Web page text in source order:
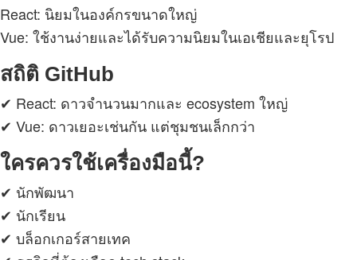
React: นิยมในองค์กรขนาดใหญ่
Vue: ใช้งานง่ายและได้รับความนิยมในเอเชียและยุโรป
สถิติ GitHub
✔ React: ดาวจำนวนมากและ ecosystem ใหญ่
✔ Vue: ดาวเยอะเช่นกัน แต่ชุมชนเล็กกว่า
ใครควรใช้เครื่องมือนี้?
✔ นักพัฒนา
✔ นักเรียน
✔ บล็อกเกอร์สายเทค